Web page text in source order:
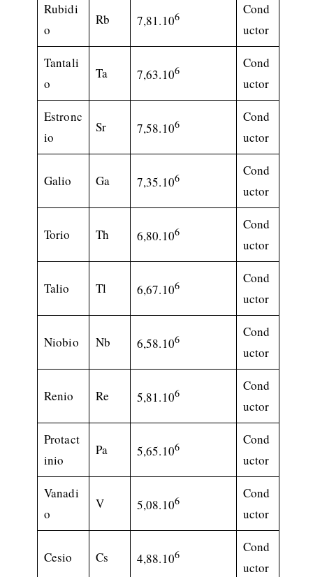
Rubidi
o
Rb 7,81.106
Cond
uctor
Tantali
o
Ta 7,63.106
Cond
uctor
Estronc
io
Sr 7,58.106
Cond
uctor
Galio Ga 7,35.106
Cond
uctor
Torio Th 6,80.106
Cond
uctor
Talio Tl 6,67.106
Cond
uctor
Niobio Nb 6,58.106
Cond
uctor
Renio Re 5,81.106
Cond
uctor
Protact
inio
Pa 5,65.106
Cond
uctor
Vanadi
o
V 5,08.106
Cond
uctor
Cesio Cs 4,88.106
Cond
uctor